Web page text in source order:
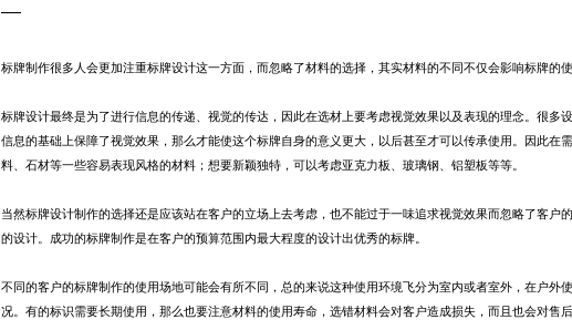
标牌制作很多人会更加注重标牌设计这一方面，而忽略了材料的选择，其实材料的不同不仅会影响标牌的
标牌设计最终是为了进行信息的传递、视觉的传达，因此在选材上要考虑视觉效果以及表现的理念。很多
信息的基础上保障了视觉效果，那么才能使这个标牌自身的意义更大，以后甚至才可以传承使用。因此在
料、石材等一些容易表现风格的材料；想要新颖独特，可以考虑亚克力板、玻璃钢、铝塑板等等。
当然标牌设计制作的选择还是应该站在客户的立场上去考虑，也不能过于一味追求视觉效果而忽略了客户
的设计。成功的标牌制作是在客户的预算范围内最大程度的设计出优秀的标牌。
不同的客户的标牌制作的使用场地可能会有所不同，总的来说这种使用环境飞分为室内或者室外，在户外
况。有的标识需要长期使用，那么也要注意材料的使用寿命，选错材料会对客户造成损失，而且也会对售后